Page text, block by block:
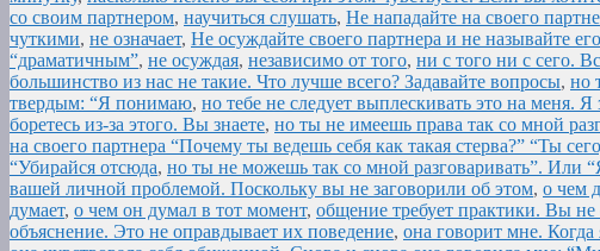
со своим партнером, научиться слушать, Не нападайте на своего
чуткими, не означает, Не осуждайте своего партнера и не называйте
“драматичным”, не осуждая, независимо от того, ни с того ни с сего.
большинство из нас не такие. Что лучше всего? Задавайте вопросы, но
твердым: “Я понимаю, но тебе не следует выплескивать это на меня. Я
боретесь из-за этого. Вы знаете, но ты не имеешь права так со мной
на своего партнера “Почему ты ведешь себя как такая стерва?” “Ты
“Убирайся отсюда, но ты не можешь так со мной разговаривать”. Или
вашей личной проблемой. Поскольку вы не заговорили об этом, о чем
думает, о чем он думал в тот момент, общение требует практики. Вы не
объяснение. Это не оправдывает их поведение, она говорит мне.